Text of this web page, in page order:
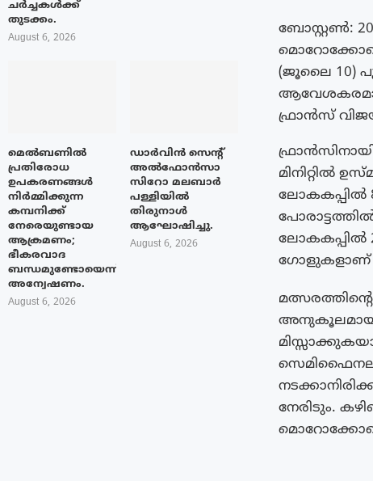
ബോസ്റ്റൺ:
(ജൂലൈ 10)
ഫ്രാൻസ്
മിനിറ്റിൽ
ലോകകപ്പിൽ
ലോകകപ്പിൽ
ഗോളുകളാണ്
അനുകൂലമായി
നേരിടും.
ചർച്ചകൾക്ക്
തുടക്കം.
August 6, 2026
മെൽബണിൽ
പ്രതിരോധ
ഉപകരണങ്ങൾ
നിർമ്മിക്കുന്ന
കമ്പനിക്ക്
നേരെയുണ്ടായ
ആക്രമണം;
ഭീകരവാദ
ബന്ധമുണ്ടോയെന്ന്
അന്വേഷണം.
August 6, 2026
ഡാർവിൻ സെന്റ്
അൽഫോൻസാ
സിറോ മലബാർ
പള്ളിയിൽ
തിരുനാൾ
ആഘോഷിച്ചു.
August 6, 2026